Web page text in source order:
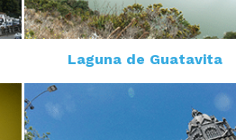
Laguna de Guatavita